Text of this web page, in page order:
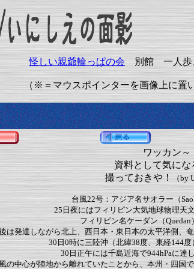
怪しい親爺輪っぱの会別館 一人歩
（※＝マウスポインターを画像上に置
ワッカン～
資料として気にな
撮っておきや！（by
台風22号：アジア名サオラー（
25日夜にはフィリピン大気地球物理天
フィリピン名ケーダン（Quedan
は発達しながら北上、西日本・東日本の太平洋側、
30日0時に三陸沖（北緯38度、東経144
30日正午には千島近海で944hPaに達
の中心が陸地から離れていたことから、本州・四国